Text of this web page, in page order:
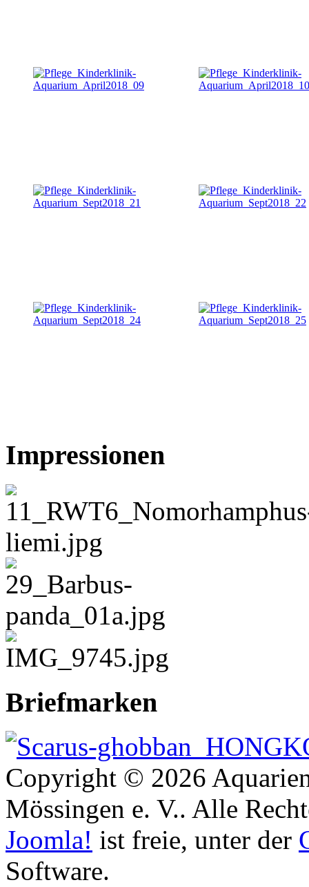
Impressionen
Briefmarken
Copyright © 2026
Mössingen e. V.. Alle
Joomla! ist freie, unter der
Software.